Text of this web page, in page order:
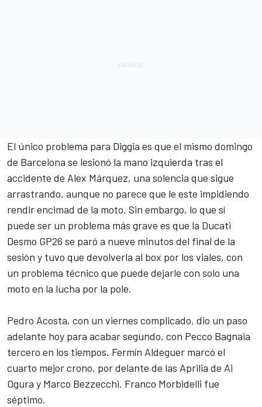
El único problema para Diggia es que el mismo domingo
de Barcelona se lesionó la mano izquierda tras el
accidente de Alex Márquez, una solencia que sigue
arrastrando, aunque no parece que le este impidiendo
rendir encimad de la moto. Sin embargo, lo que sí
puede ser un problema más grave es que la Ducati
Desmo GP26 se paró a nueve minutos del final de la
sesión y tuvo que devolverla al box por los viales, con
un problema técnico que puede dejarle con solo una
moto en la lucha por la pole.
Pedro Acosta, con un viernes complicado, dio un paso
adelante hoy para acabar segundo, con Pecco Bagnaia
tercero en los tiempos. Fermín Aldeguer marcó el
cuarto mejor crono, por delante de las Aprilia de Ai
Ogura y Marco Bezzecchi. Franco Morbidelli fue
séptimo.